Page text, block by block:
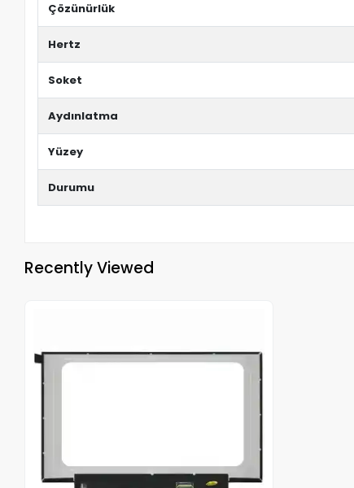
Çözünürlük
Hertz
Soket
Aydınlatma
Yüzey
Durumu
Recently Viewed